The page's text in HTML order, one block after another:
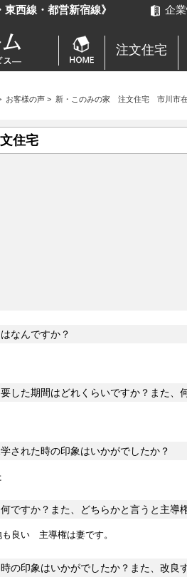
西線・都営新宿線》 企
注文住宅
お客様の声 > 新・このみの家 注文住宅 市川市
住宅
なんですか？
した期間はどれくらいですか？また、
された時の印象はいかがでしたか？
ですか？また、どちらかと言うと主導
良い 主導権は妻です。
の印象はいかがでしたか？また、改良